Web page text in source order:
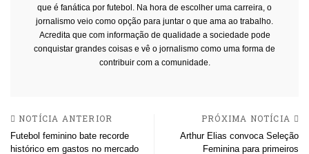
que é fanática por futebol. Na hora de escolher uma carreira, o
jornalismo veio como opção para juntar o que ama ao trabalho.
Acredita que com informação de qualidade a sociedade pode
conquistar grandes coisas e vê o jornalismo como uma forma de
contribuir com a comunidade.
NOTÍCIA ANTERIOR
Futebol feminino bate recorde
histórico em gastos no mercado
PRÓXIMA NOTÍCIA
Arthur Elias convoca Seleção
Feminina para primeiros